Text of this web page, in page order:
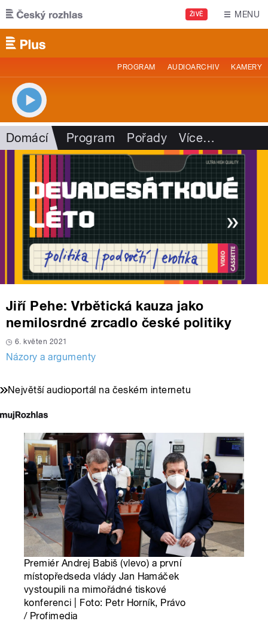
Přejít k hlavnímu obsahu
ŽIVĚ MENU
PROGRAM AUDIOARCHIV KAMERY
Domácí Program Pořady Více…
Jiří Pehe: Vrbětická kauza jako
nemilosrdné zrcadlo české politiky
6. květen 2021
Názory a argumenty
Největší audioportál na českém internetu
Premiér Andrej Babiš (vlevo) a první
místopředseda vlády Jan Hamáček
vystoupili na mimořádné tiskové
konferenci | Foto: Petr Horník, Právo
/ Profimedia